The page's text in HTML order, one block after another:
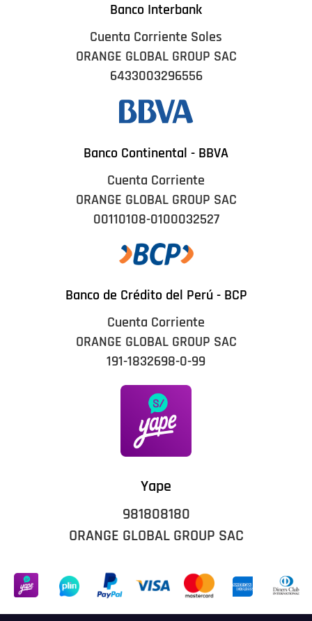
Banco Interbank
Cuenta Corriente Soles
ORANGE GLOBAL GROUP SAC
6433003296556
Banco Continental - BBVA
Cuenta Corriente
ORANGE GLOBAL GROUP SAC
00110108-0100032527
Banco de Crédito del Perú - BCP
Cuenta Corriente
ORANGE GLOBAL GROUP SAC
191-1832698-0-99
Yape
981808180
ORANGE GLOBAL GROUP SAC